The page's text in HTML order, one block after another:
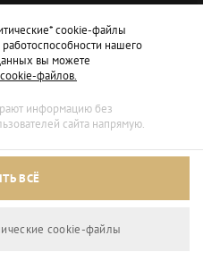
cookie-файлы
нашего
вы можете
файлов.
информацию без
сайта напрямую.
ВСЁ
сookie-файлы